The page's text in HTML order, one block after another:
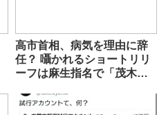
高市首相、病気を理由に辞
任？ 囁かれるショートリリ
ーフは麻生指名で「茂木敏